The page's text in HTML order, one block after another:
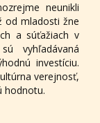
neunikli
od mladosti žne
a súťažiach v
vyhľadávaná
investíciu.
verejnosť,
hodnotu.